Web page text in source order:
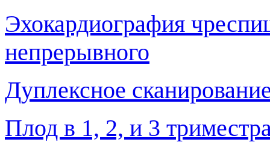
Эхокардиография
непрерывного
Дуплексное
Плод в 1, 2, и 3